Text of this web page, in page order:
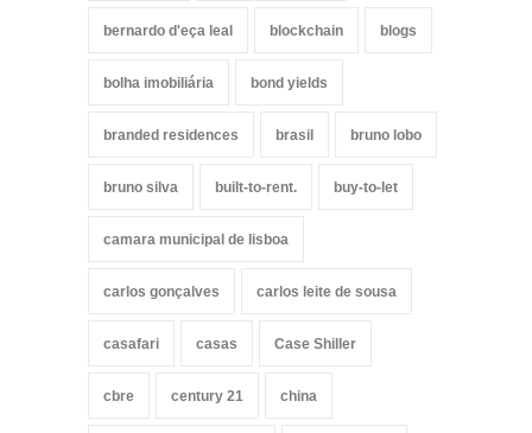
bernardo d'eça leal blockchain blogs
bolha imobiliária bond yields
branded residences brasil bruno lobo
bruno silva built-to-rent. buy-to-let
camara municipal de lisboa
carlos gonçalves carlos leite de sousa
casafari casas Case Shiller
cbre century 21 china